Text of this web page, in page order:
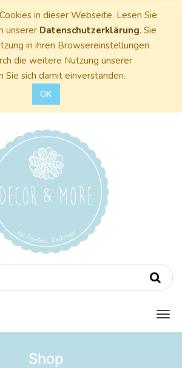
in dieser Webseite. Lesen Sie
unserer Datenschutzerklärung. Sie
in ihren Browsereinstellungen
die weitere Nutzung unserer
Sie sich damit einverstanden.
OK
Shop